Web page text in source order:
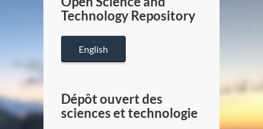
Canada
Technology Repository
English
Dépôt ouvert des
sciences et technologie